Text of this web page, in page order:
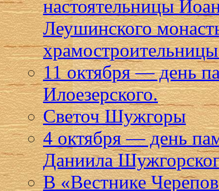
настоятельницы
Леушинского
11 октября — день
Илоезерского.
Светоч Шужгоры
4 октября — день
Даниила
В «Вестнике